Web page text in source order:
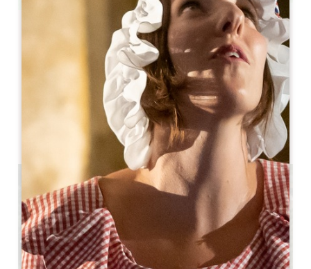
Leaflet
MAUPERIER
1 MAUPERIER SUD
33350 LES SALLES DE CASTILLON
LIVRO